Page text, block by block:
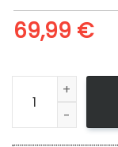
69,99 €
Absol Pokmon 6